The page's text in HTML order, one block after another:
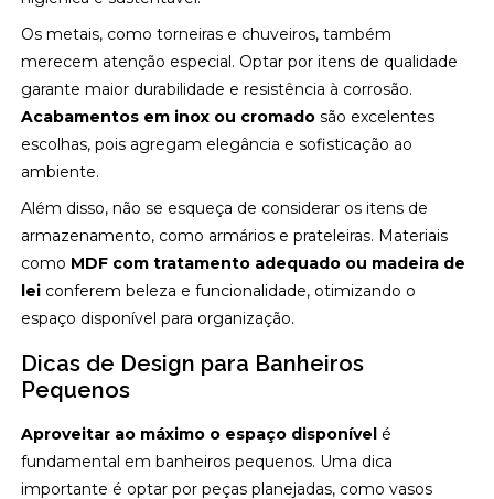
Os metais, como torneiras e chuveiros, também
merecem atenção especial. Optar por itens de qualidade
garante maior durabilidade e resistência à corrosão.
Acabamentos em inox ou cromado são excelentes
escolhas, pois agregam elegância e sofisticação ao
ambiente.
Além disso, não se esqueça de considerar os itens de
armazenamento, como armários e prateleiras. Materiais
como MDF com tratamento adequado ou madeira de
lei conferem beleza e funcionalidade, otimizando o
espaço disponível para organização.
Dicas de Design para Banheiros
Pequenos
Aproveitar ao máximo o espaço disponível é
fundamental em banheiros pequenos. Uma dica
importante é optar por peças planejadas, como vasos